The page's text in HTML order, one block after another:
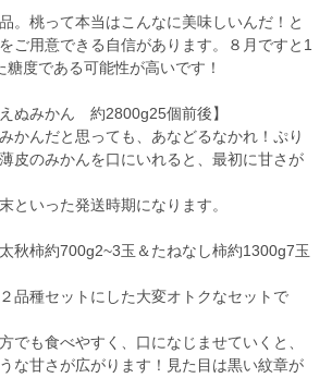
。桃って本当はこんなに美味しいんだ！と
ご用意できる自信があります。８月ですと1
度である可能性が高いです！
ぬみかん 約2800g25個前後】
かんだと思っても、あなどるなかれ！ぷり
皮のみかんを口にいれると、最初に甘さが
といった発送時期になります。
秋柿約700g2~3玉＆たねなし柿約1300g7玉
品種セットにした大変オトクなセットで
でも食べやすく、口になじませていくと、
な甘さが広がります！見た目は黒い紋章が